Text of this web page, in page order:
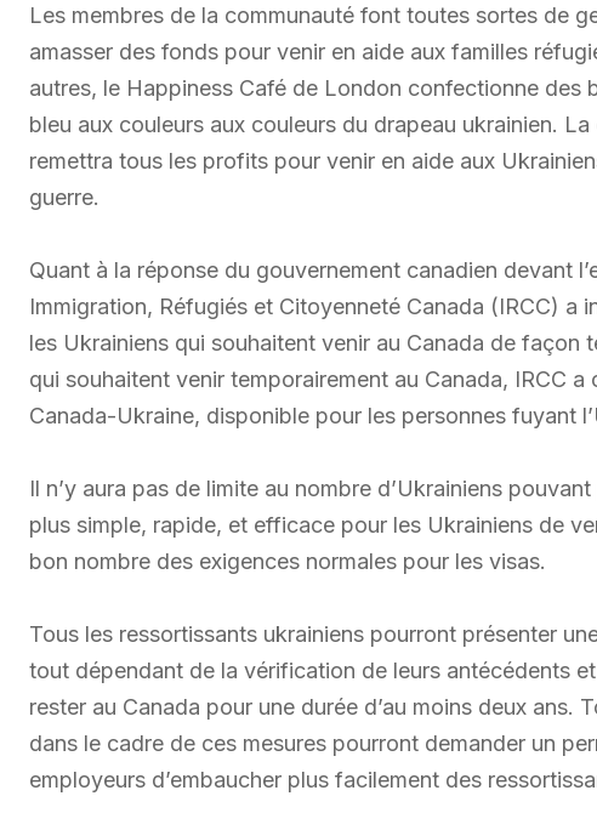
Les membres de la communauté font toutes sortes de
amasser des fonds pour venir en aide aux familles
autres, le Happiness Café de London confectionne
bleu aux couleurs aux couleurs du drapeau ukrainien.
remettra tous les profits pour venir en aide aux
guerre.
Quant à la réponse du gouvernement canadien devant
Immigration, Réfugiés et Citoyenneté Canada (IRCC) a
les Ukrainiens qui souhaitent venir au Canada de façon
qui souhaitent venir temporairement au Canada, IRCC a
Canada-Ukraine, disponible pour les personnes fuyant
Il n’y aura pas de limite au nombre d’Ukrainiens
plus simple, rapide, et efficace pour les Ukrainiens de
bon nombre des exigences normales pour les visas.
Tous les ressortissants ukrainiens pourront présenter
tout dépendant de la vérification de leurs antécédents
rester au Canada pour une durée d’au moins deux ans.
dans le cadre de ces mesures pourront demander un
employeurs d’embaucher plus facilement des